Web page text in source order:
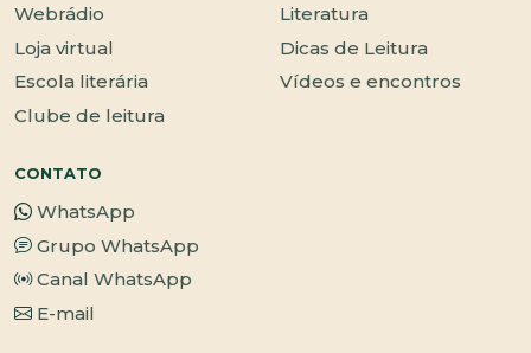
Webrádio
Loja virtual
Escola literária
Clube de leitura
Literatura
Dicas de Leitura
Vídeos e encontros
CONTATO
WhatsApp
Grupo WhatsApp
Canal WhatsApp
E-mail